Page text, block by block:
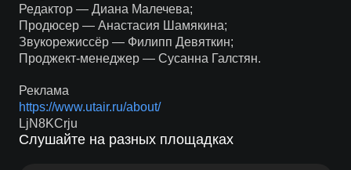
Редактор — Диана Малечева;
Продюсер — Анастасия Шамякина;
Звукорежиссёр — Филипп Девяткин;
Проджект-менеджер — Сусанна Галстян.
Реклама
https://www.utair.ru/about/
LjN8KCrju
Слушайте на разных площадках